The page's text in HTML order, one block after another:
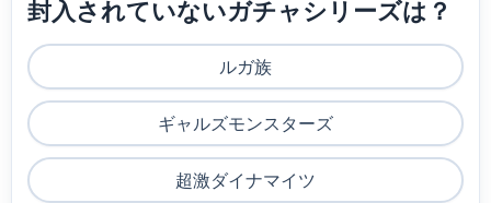
封入されていないガチャシリーズは？
ルガ族
ギャルズモンスターズ
超激ダイナマイツ